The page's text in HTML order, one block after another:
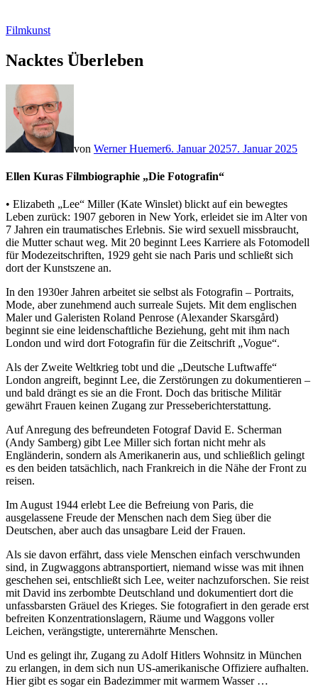
Filmkunst
Nacktes Überleben
von Werner Huemer6. Januar 20257. Januar 2025
Ellen Kuras Filmbiographie „Die Fotografin“
• Elizabeth „Lee“ Miller (Kate Winslet) blickt auf ein bewegtes
Leben zurück: 1907 geboren in New York, erleidet sie im Alter von
7 Jahren ein traumatisches Erlebnis. Sie wird sexuell missbraucht,
die Mutter schaut weg. Mit 20 beginnt Lees Karriere als Fotomodell
für Modezeitschriften, 1929 geht sie nach Paris und schließt sich
dort der Kunstszene an.
In den 1930er Jahren arbeitet sie selbst als Fotografin – Portraits,
Mode, aber zunehmend auch surreale Sujets. Mit dem englischen
Maler und Galeristen Roland Penrose (Alexander Skarsgård)
beginnt sie eine leidenschaftliche Beziehung, geht mit ihm nach
London und wird dort Fotografin für die Zeitschrift „Vogue“.
Als der Zweite Weltkrieg tobt und die „Deutsche Luftwaffe“
London angreift, beginnt Lee, die Zerstörungen zu dokumentieren –
und bald drängt es sie an die Front. Doch das britische Militär
gewährt Frauen keinen Zugang zur Presseberichterstattung.
Auf Anregung des befreundeten Fotograf David E. Scherman
(Andy Samberg) gibt Lee Miller sich fortan nicht mehr als
Engländerin, sondern als Amerikanerin aus, und schließlich gelingt
es den beiden tatsächlich, nach Frankreich in die Nähe der Front zu
reisen.
Im August 1944 erlebt Lee die Befreiung von Paris, die
ausgelassene Freude der Menschen nach dem Sieg über die
Deutschen, aber auch das unsagbare Leid der Frauen.
Als sie davon erfährt, dass viele Menschen einfach verschwunden
sind, in Zugwaggons abtransportiert, niemand wisse was mit ihnen
geschehen sei, entschließt sich Lee, weiter nachzuforschen. Sie reist
mit David ins zerbombte Deutschland und dokumentiert dort die
unfassbarsten Gräuel des Krieges. Sie fotografiert in den gerade erst
befreiten Konzentrationslagern, Räume und Waggons voller
Leichen, verängstigte, unterernährte Menschen.
Und es gelingt ihr, Zugang zu Adolf Hitlers Wohnsitz in München
zu erlangen, in dem sich nun US-amerikanische Offiziere aufhalten.
Hier gibt es sogar ein Badezimmer mit warmem Wasser …